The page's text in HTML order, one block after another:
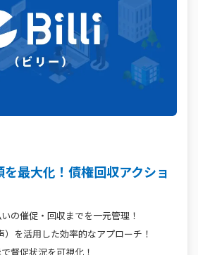
最大化！債権回収アクショ
の催促・回収までを一元管理！
）を活用した効率的なアプローチ！
督促状況を可視化！